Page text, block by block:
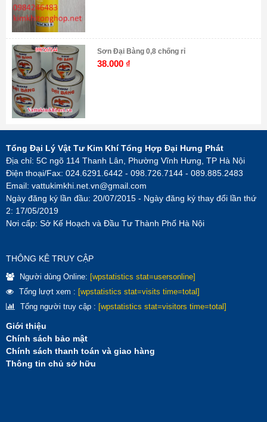
Sơn Đại Bàng 0,8 chống rỉ
38.000 ₫
Tổng Đại Lý Vật Tư Kim Khí Tổng Hợp Đại Hưng Phát
Địa chỉ: 5C ngõ 114 Thanh Lân, Phường Vĩnh Hưng, TP Hà Nội
Điện thoại/Fax: 024.6291.6442 - 098.726.7144 - 089.885.2483
Email: vattukimkhi.net.vn@gmail.com
Ngày đăng ký lần đầu: 20/07/2015 - Ngày đăng ký thay đổi lần thứ
2: 17/05/2019
Nơi cấp: Sở Kế Hoạch và Đầu Tư Thành Phố Hà Nội
THÔNG KÊ TRUY CẬP
Người dùng Online: [wpstatistics stat=usersonline]
Tổng lượt xem : [wpstatistics stat=visits time=total]
Tổng người truy cập : [wpstatistics stat=visitors time=total]
Giới thiệu
Chính sách bảo mật
Chính sách thanh toán và giao hàng
Thông tin chủ sở hữu